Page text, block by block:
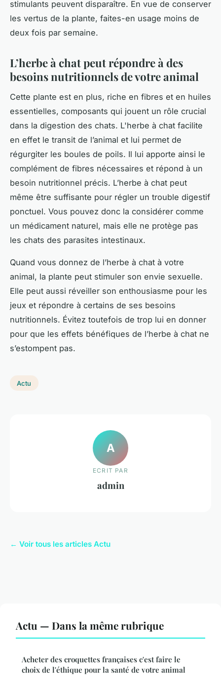
stimulants peuvent disparaître. En vue de conserver
les vertus de la plante, faites-en usage moins de
deux fois par semaine.
L’herbe à chat peut répondre à des
besoins nutritionnels de votre animal
Cette plante est en plus, riche en fibres et en huiles
essentielles, composants qui jouent un rôle crucial
dans la digestion des chats. L'herbe à chat facilite
en effet le transit de l’animal et lui permet de
régurgiter les boules de poils. Il lui apporte ainsi le
complément de fibres nécessaires et répond à un
besoin nutritionnel précis. L’herbe à chat peut
même être suffisante pour régler un trouble digestif
ponctuel. Vous pouvez donc la considérer comme
un médicament naturel, mais elle ne protège pas
les chats des parasites intestinaux.
Quand vous donnez de l’herbe à chat à votre
animal, la plante peut stimuler son envie sexuelle.
Elle peut aussi réveiller son enthousiasme pour les
jeux et répondre à certains de ses besoins
nutritionnels. Évitez toutefois de trop lui en donner
pour que les effets bénéfiques de l’herbe à chat ne
s’estompent pas.
Actu
A
ECRIT PAR
admin
← Voir tous les articles Actu
Actu — Dans la même rubrique
Acheter des croquettes françaises c'est faire le
choix de l'éthique pour la santé de votre animal